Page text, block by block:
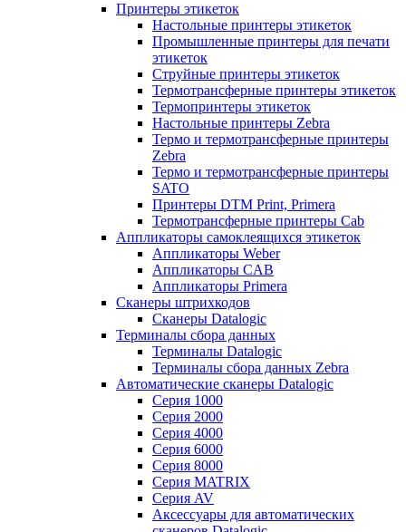
Принтеры этикеток
Настольные принтеры этикеток
Промышленные принтеры для печати
этикеток
Струйные принтеры этикеток
Термотрансферные принтеры этикеток
Термопринтеры этикеток
Настольные принтеры Zebra
Термо и термотрансферные принтеры
Zebra
Термо и термотрансферные принтеры
SATO
Принтеры DTM Print, Primera
Термотрансферные принтеры Cab
Аппликаторы самоклеящихся этикеток
Аппликаторы Weber
Аппликаторы CAB
Аппликаторы Primera
Сканеры штрихкодов
Сканеры Datalogic
Терминалы сбора данных
Терминалы Datalogic
Терминалы сбора данных Zebra
Автоматические сканеры Datalogic
Серия 1000
Серия 2000
Серия 4000
Серия 6000
Серия 8000
Серия MATRIX
Серия AV
Аксессуары для автоматических